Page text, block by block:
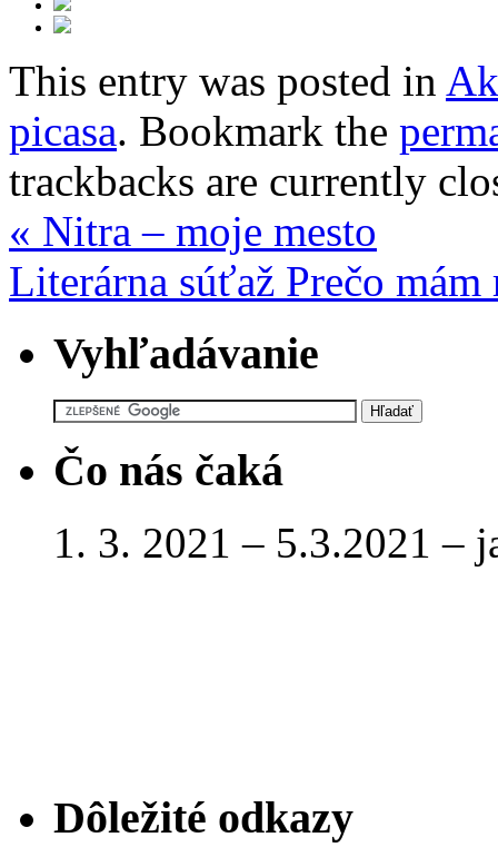
This entry was posted in
picasa. Bookmark the
trackbacks are currently
« Nitra – moje mesto
Literárna súťaž Prečo
Vyhľadávanie
Čo nás čaká
1. 3. 2021 – 5.3.2021 –
Dôležité odkazy